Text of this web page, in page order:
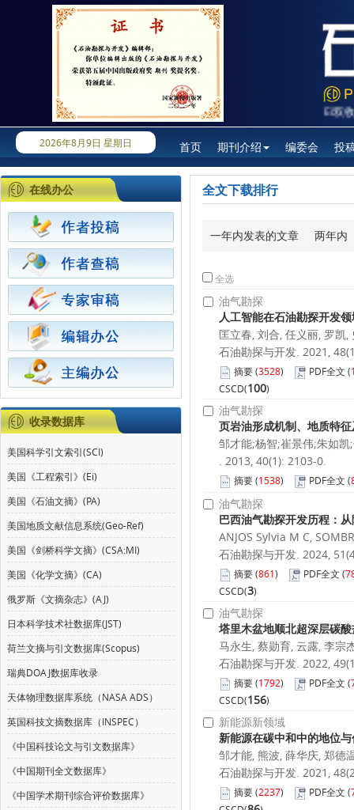
《石油勘探与开发》被SCI、Ei双收
2026年8月9日 星期日 首页 期刊介绍 编委会 投
全文下载排行
一年内发表的文章 两年内
全选
油气勘探
人工智能在石油勘探开发
匡立春, 刘合, 任义丽, 罗凯,
石油勘探与开发. 2021,
摘要(3528) PDF全文 (
CSCD(100)
油气勘探
页岩油形成机制、地质特
邹才能;杨智;崔景伟;朱如
. 2013, 40(1): 2103-0.
摘要(1538) PDF全文 (
油气勘探
巴西油气勘探开发历程：
ANJOS Sylvia M C,
石油勘探与开发. 2024,
摘要(861) PDF全文 (
CSCD(3)
油气勘探
塔里木盆地顺北超深层碳
马永生, 蔡勋育, 云露, 李宗
石油勘探与开发. 2022,
摘要(1792) PDF全文 (
CSCD(156)
新能源新领域
新能源在碳中和中的地位
邹才能, 熊波, 薛华庆, 郑德
石油勘探与开发. 2021,
摘要(2237) PDF全文 (
在线办公
收录数据库
美国科学引文索引(SCI)
美国《工程索引》(Ei)
美国《石油文摘》(PA)
美国地质文献信息系统(Geo-Ref)
美国《剑桥科学文摘》(CSA:MI)
美国《化学文摘》(CA)
俄罗斯《文摘杂志》(AJ)
日本科学技术社数据库(JST)
荷兰文摘与引文数据库(Scopus)
瑞典DOAJ数据库收录
天体物理数据库系统（NASA ADS）
英国科技文摘数据库（INSPEC）
《中国科技论文与引文数据库》
《中国期刊全文数据库》
《中国学术期刊综合评价数据库》